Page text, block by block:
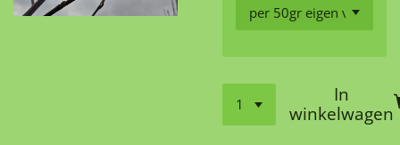
In
winkelwagen